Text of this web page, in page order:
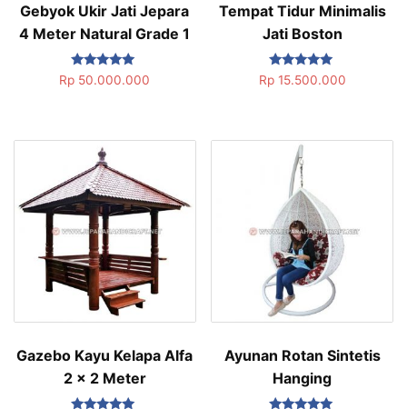
Gebyok Ukir Jati Jepara
4 Meter Natural Grade 1
Dinilai
5.00
Rp 50.000.000
Tempat Tidur Minimalis
Jati Boston
Dinilai
5.00
Rp15.500.000
Gazebo Kayu Kelapa Alfa
2 x 2 Meter
Ayunan Rotan Sintetis
Hanging